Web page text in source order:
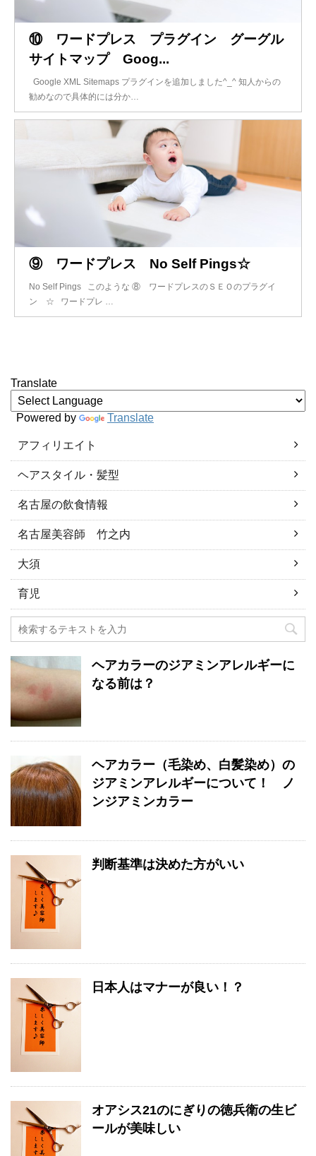
⑩ ワードプレス プラグイン グーグル
サイトマップ Goog...
Google XML Sitemaps プラグインを追加しました^_^ 知人からの
勧めなので具体的には分か…
⑨ ワードプレス No Self Pings☆
No Self Pings このような ⑧ ワードプレスのＳＥＯのプラグイ
ン ☆ ワードプレ …
Translate
Powered by Translate
アフィリエイト
ヘアスタイル・髪型
名古屋の飲食情報
名古屋美容師 竹之内
大須
育児
ヘアカラーのジアミンアレルギーに
なる前は？
ヘアカラー（毛染め、白髪染め）の
ジアミンアレルギーについて！ ノ
ンジアミンカラー
判断基準は決めた方がいい
日本人はマナーが良い！？
オアシス21のにぎりの徳兵衛の生ビ
ールが美味しい